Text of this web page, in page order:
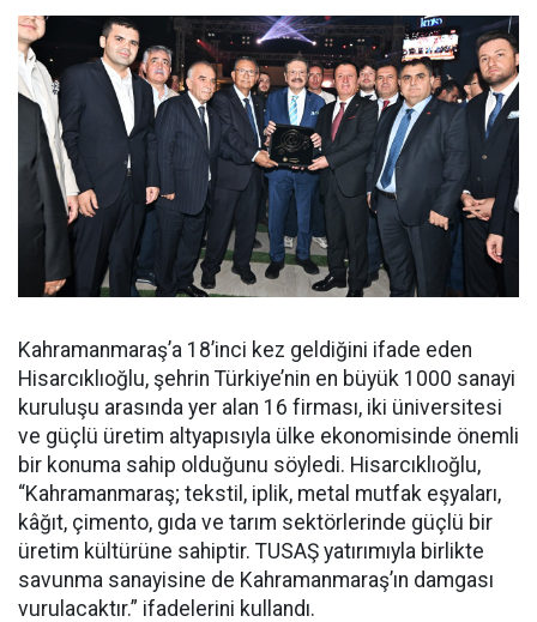
Kahramanmaraş’a 18’inci kez geldiğini ifade eden
Hisarcıklıoğlu, şehrin Türkiye’nin en büyük 1000 sanayi
kuruluşu arasında yer alan 16 firması, iki üniversitesi
ve güçlü üretim altyapısıyla ülke ekonomisinde önemli
bir konuma sahip olduğunu söyledi. Hisarcıklıoğlu,
“Kahramanmaraş; tekstil, iplik, metal mutfak eşyaları,
kâğıt, çimento, gıda ve tarım sektörlerinde güçlü bir
üretim kültürüne sahiptir. TUSAŞ yatırımıyla birlikte
savunma sanayisine de Kahramanmaraş’ın damgası
vurulacaktır.” ifadelerini kullandı.